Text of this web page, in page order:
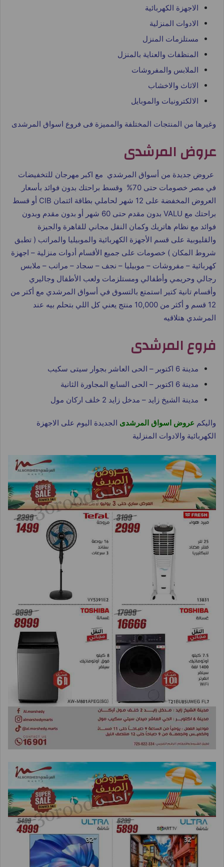
الاجهزة الكهربائية
الادوات المنزلية
مستلزمات المنزل
المنظفات والعناية بالمنزل
الملابس والمفروشات
الاثاث والاخشاب
الالكترونيات والموبايل
وغيرها من المنتجات المختلفة والمميزة فى فروع اسواق المرشدى
عروض المرشدى
عروض جديدة من أسواق المرشدي مع اكبر مهرجان للتخفيضات
في مصر خصومات حتى 70% وقسط براحتك بدون فوائد بأسعار
العروض المخفضة على 12 شهر لحاملي بطاقة ائتمان CIB أو قسط
براحتك مع VALU بدون مقدم حتى 60 شهر أو بدون مقدم وبدون
فوائد مع نظام هاتريك وكمان النقل مجاني للقاهرة والجيزة
والقليوبية على قسم الأجهزة الكهربائية والموبيليا والمراتب ( تطبق
شروط المكان ) خصومات على جميع الأقسام أدوات منزلية – اجهزة
كهربائية – مفروشات – موبيليا – نجف – سجاد – مراتب – ملابس
رجالي وحريمي وأطفالي ومستلزمات ولعب الأطفال وجاليري
وأقسام تانية كتير استمتع بالتسوق في أسواق المرشدي مع أكتر من
12 قسم و أكثر من 10,000 منتج يعني كل اللي بتحلم بيه عند
المرشدي هتلاقيه
فروع المرشدى
مدينة 6 اكتوبر – الحى العاشر بجوار سيتى سكيب
مدينة 6 اكتوبر – الحى السابع المجاورة الثانية
مدينة الشيخ زايد – مدخل زايد 2 خلف اركان مول
واليكم عروض اسواق المرشدى الجديدة اليوم على الاجهزة
الكهربائية والادوات المنزلية